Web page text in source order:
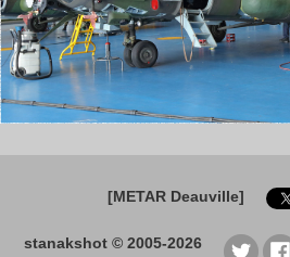
[METAR Deauville]
stanakshot © 2005-2026